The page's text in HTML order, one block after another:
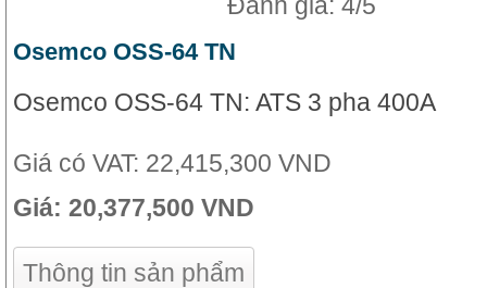
Osemco OSS-64 TN
Osemco OSS-64 TN: ATS 3 pha 400A
Giá có VAT: 22,415,300 VND
Giá: 20,377,500 VND
Thông tin sản phẩm